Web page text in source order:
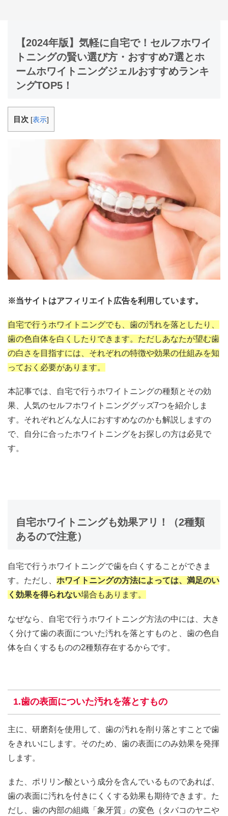
【2024年版】気軽に自宅で！セルフホワイ
トニングの賢い選び方・おすすめ7選とホ
ームホワイトニングジェルおすすめランキ
ングTOP5！
目次 [表示]
※当サイトはアフィリエイト広告を利用しています。
自宅で行うホワイトニングでも、歯の汚れを落としたり、
歯の色自体を白くしたりできます。ただしあなたが望む歯
の白さを目指すには、それぞれの特徴や効果の仕組みを知
っておく必要があります。
本記事では、自宅で行うホワイトニングの種類とその効
果、人気のセルフホワイトニンググッズ7つを紹介しま
す。それぞれどんな人におすすめなのかも解説しますの
で、自分に合ったホワイトニングをお探しの方は必見で
す。
自宅ホワイトニングも効果アリ！（2種類
あるので注意）
自宅で行うホワイトニングで歯を白くすることができま
す。ただし、 ホワイトニングの方法によっては、満足のい
く効果を得られない場合もあります。
なぜなら、自宅で行うホワイトニング方法の中には、大き
く分けて歯の表面についた汚れを落とすものと、歯の色自
体を白くするものの2種類存在するからです。
1.歯の表面についた汚れを落とすもの
主に、研磨剤を使用して、歯の汚れを削り落とすことで歯
をきれいにします。そのため、歯の表面にのみ効果を発揮
します。
また、ポリリン酸という成分を含んでいるものであれば、
歯の表面に汚れを付きにくくする効果も期待できます。た
だし、歯の内部の組織「象牙質」の変色（タバコのヤニや